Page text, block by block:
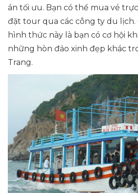
án tối ưu. Bạn có thể mua vé
đặt tour qua các công ty du lịch.
hình thức này là bạn có cơ hội
những hòn đảo xinh đẹp khác
Trang.